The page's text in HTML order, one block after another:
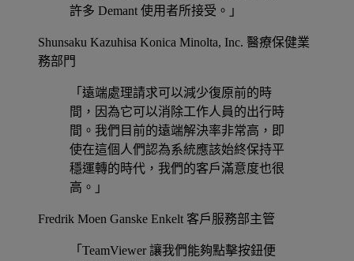
許多 Demant 使用者所接受。」
Shunsaku Kazuhisa Konica Minolta, Inc. 醫療保健業
務部門
「遠端處理請求可以減少復原前的時
間，因為它可以消除工作人員的出行時
間。我們目前的遠端解決率非常高，即
使在這個人們認為系統應該始終保持平
穩運轉的時代，我們的客戶滿意度也很
高。」
Fredrik Moen Ganske Enkelt 客戶服務部主管
「TeamViewer 讓我們能夠點擊按鈕便